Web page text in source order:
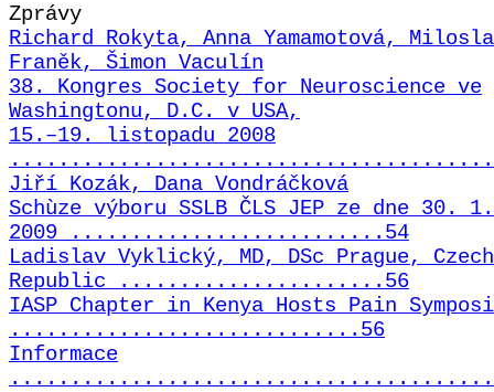
Zprávy
Richard Rokyta, Anna Yamamotová,
Franěk, Šimon Vaculín
38. Kongres Society for Neuroscience ve
Washingtonu, D.C. v USA,
15.–19. listopadu 2008
Jiří Kozák, Dana Vondráčková
Schùze výboru SSLB ČLS JEP ze dne 30. 1.
2009 ..........................54
Ladislav Vyklický, MD, DSc Prague, Czech
Republic ......................56
IASP Chapter in Kenya Hosts Pain
.............................56
Informace